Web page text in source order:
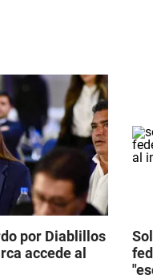
por Diablillos
accede al